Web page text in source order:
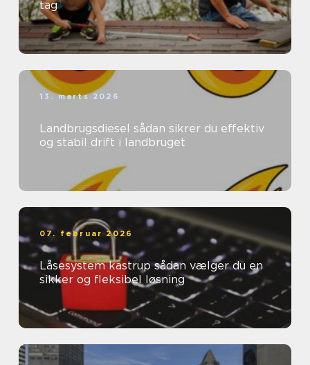
tag
13. marts 2026
Landbrugsdiesel sådan sikrer du effektiv
og stabil drift i landbruget
07. februar 2026
Låsesystem kastrup sådan vælger du en
sikker og fleksibel løsning